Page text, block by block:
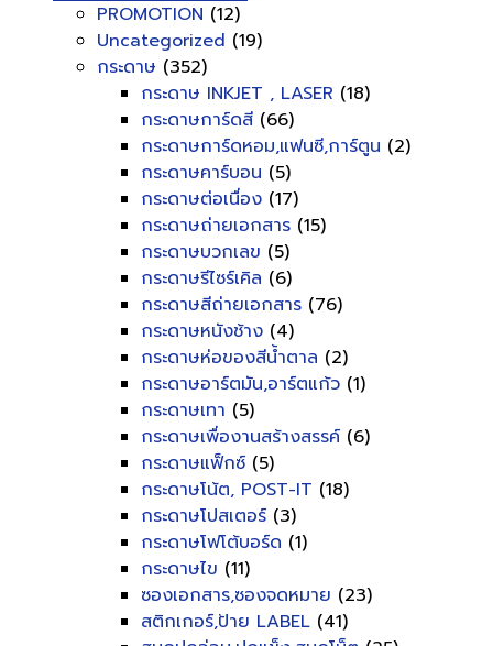
PROMOTION (12)
Uncategorized (19)
กระดาษ (352)
กระดาษ INKJET , LASER (18)
กระดาษการ์ดสี (66)
กระดาษการ์ดหอม,แฟนซี,การ์ตูน (2)
กระดาษคาร์บอน (5)
กระดาษต่อเนื่อง (17)
กระดาษถ่ายเอกสาร (15)
กระดาษบวกเลข (5)
กระดาษรีไซร์เคิล (6)
กระดาษสีถ่ายเอกสาร (76)
กระดาษหนังช้าง (4)
กระดาษห่อของสีน้ำตาล (2)
กระดาษอาร์ตมัน,อาร์ตแก้ว (1)
กระดาษเทา (5)
กระดาษเพื่องานสร้างสรรค์ (6)
กระดาษแฟ็กซ์ (5)
กระดาษโน้ต, POST-IT (18)
กระดาษโปสเตอร์ (3)
กระดาษโฟโต้บอร์ด (1)
กระดาษไข (11)
ซองเอกสาร,ซองจดหมาย (23)
สติกเกอร์,ป้าย LABEL (41)